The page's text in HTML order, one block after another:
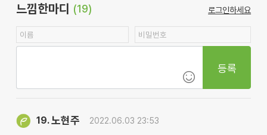
느낌한마디 (19) 로그인하세요
등록
19.노현주 2022.06.03 23:53